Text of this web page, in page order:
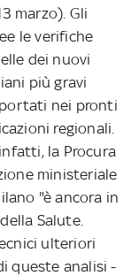
marzo). Gli
le verifiche
dei nuovi
più gravi
nei pronti
regionali.
la Procura
ministeriale
"è ancora in
Salute.
ulteriori
queste analisi -